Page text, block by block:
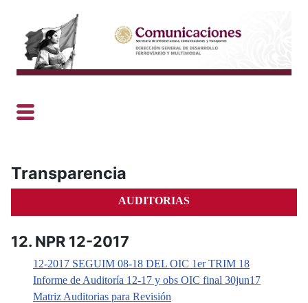
Transparencia
AUDITORIAS
12. NPR 12-2017
12-2017 SEGUIM 08-18 DEL OIC 1er TRIM 18
Informe de Auditoría 12-17 y obs OIC final 30jun17
Matriz Auditorias para Revisión